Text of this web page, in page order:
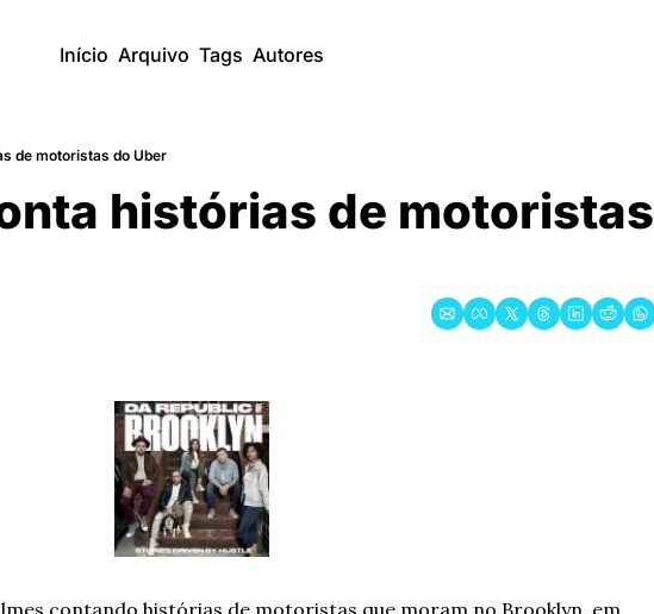
Início Arquivo Tags Autores
de motoristas do Uber
histórias de motoristas
contando histórias de motoristas que moram no Brooklyn, em